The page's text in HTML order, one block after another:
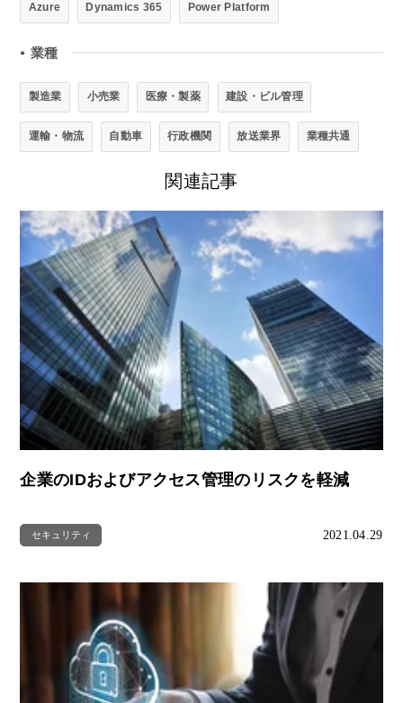
Azure Dynamics 365 Power Platform
● 業種
製造業 小売業 医療・製薬 建設・ビル管理
運輸・物流 自動車 行政機関 放送業界 業種共通
関連記事
企業のIDおよびアクセス管理のリスクを軽減
セキュリティ 2021.04.29